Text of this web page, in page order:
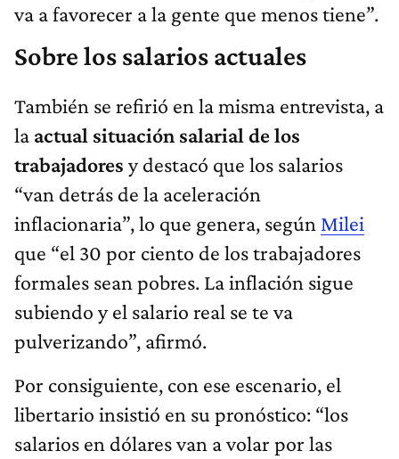
va a favorecer a la gente que menos tiene”.
Sobre los salarios actuales
También se refirió en la misma entrevista, a
la actual situación salarial de los
trabajadores y destacó que los salarios
“van detrás de la aceleración
inflacionaria”, lo que genera, según Milei
que “el 30 por ciento de los trabajadores
formales sean pobres. La inflación sigue
subiendo y el salario real se te va
pulverizando”, afirmó.
Por consiguiente, con ese escenario, el
libertario insistió en su pronóstico: “los
salarios en dólares van a volar por las